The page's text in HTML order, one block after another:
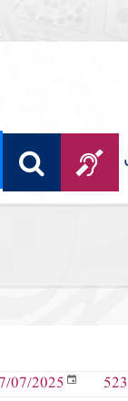
523
07/2025